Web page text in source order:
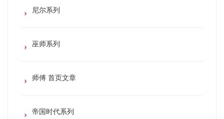
尼尔系列
巫师系列
师傅 首页文章
帝国时代系列